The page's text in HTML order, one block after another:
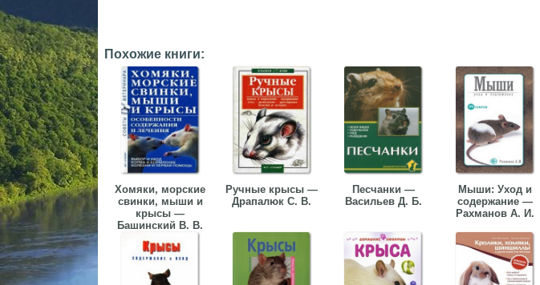
Похожие книги:
Хомяки, морские
свинки, мыши и
крысы —
Башинский В. В.
Ручные крысы —
Драпалюк С. В.
Песчанки —
Васильев Д. Б.
Мыши: Уход и
содержание —
Рахманов А. И.